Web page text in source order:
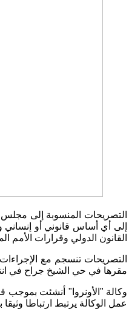
التصريحات المنسوبة إلى مجلس
إلى أي أساس قانوني أو إنساني
القانون الدولي وقرارات الأمم
التصريحات تنسجم مع
مقرها في حي الشيخ جراح في
وكالة " الأونروا " أنشئت بموجب
عمل الوكالة يرتبط ارتباطا